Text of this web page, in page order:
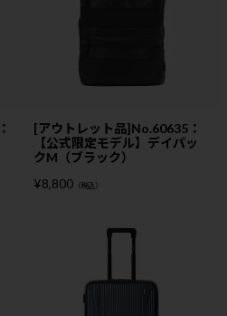
[アウトレット品]No.60635：
【公式限定モデル】デイパッ
クM（ブラック）
¥8,800 （税込）